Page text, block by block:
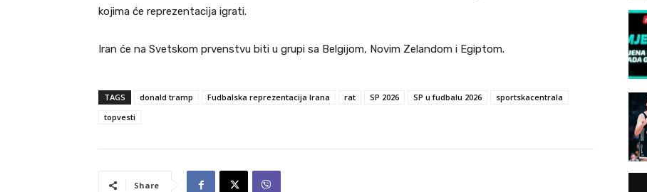
kojima će reprezentacija igrati.
Iran će na Svetskom prvenstvu biti u grupi sa Belgijom, Novim Zelandom i Egiptom.
TAGS donald tramp Fudbalska reprezentacija Irana rat SP 2026 SP u fudbalu 2026
sportskacentrala
topvesti
Share